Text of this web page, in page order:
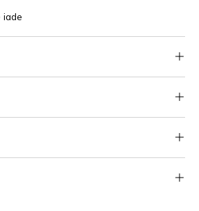
iade